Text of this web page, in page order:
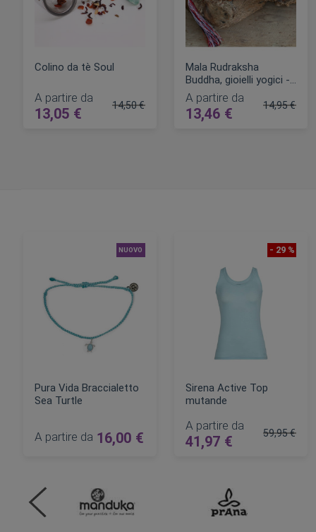
Colino da tè Soul
A partire da
13,05 €
14,50 €
Mala Rudraksha
Buddha, gioielli yogici -
Collana Mala Rudraksha
A partire da
13,46 €
14,95 €
NUOVO
Pura Vida Braccialetto
Sea Turtle
A partire da 16,00 €
- 29 %
Sirena Active Top
mutande
A partire da
41,97 €
59,95 €